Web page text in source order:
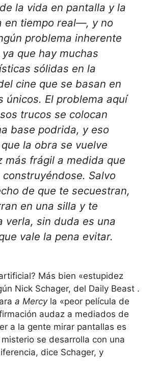
la vida en pantalla y la
en tiempo real—, y no
problema inherente
que hay muchas
sólidas en la
cine que se basan en
únicos. El problema aquí
trucos se colocan
base podrida, y eso
la obra se vuelve
más frágil a medida que
Salvo
de que te secuestran,
en una silla y te
verla, sin duda es una
vale la pena evitar.
Más bien «estupidez
Nick Schager, del Daily Beast .
a Mercyla «peor película de
audaz a mediados de
a la gente mirar pantallas es
se desarrolla con una
dice Schager, y